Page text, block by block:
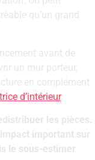
qu’un grand
avant de
un mur porteur,
en complément
d’intérieur.
les pièces.
important sur
le sous-estimer